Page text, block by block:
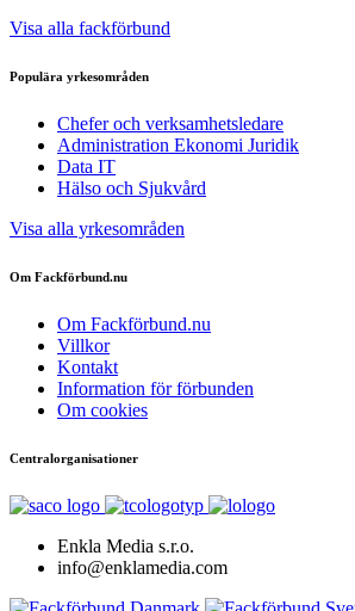
Visa alla fackförbund
Populära yrkesområden
Chefer och verksamhetsledare
Administration Ekonomi Juridik
Data IT
Hälso och Sjukvård
Visa alla yrkesområden
Om Fackförbund.nu
Om Fackförbund.nu
Villkor
Kontakt
Information för förbunden
Om cookies
Centralorganisationer
Enkla Media s.r.o.
info@enklamedia.com